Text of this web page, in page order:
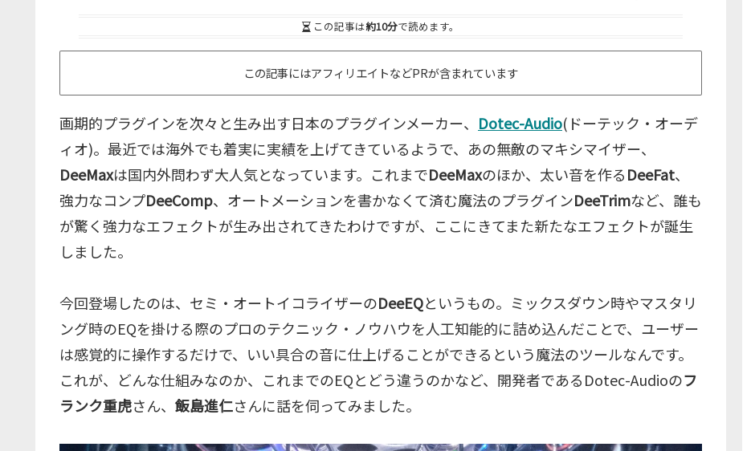
この記事は約10分で読めます。
この記事にはアフィリエイトなどPRが含まれています
画期的プラグインを次々と生み出す日本のプラグインメーカー、 Dotec-Audio(ドーテック・オーデ
ィオ)。最近では海外でも着実に実績を上げてきているようで、あの無敵のマキシマイザー、
DeeMaxは国内外問わず大人気となっています。これまでDeeMaxのほか、太い音を作るDeeFat、
強力なコンプDeeComp、オートメーションを書かなくて済む魔法のプラグインDeeTrimなど、誰も
が驚く強力なエフェクトが生み出されてきたわけですが、ここにきてまた新たなエフェクトが誕生
しました。
今回登場したのは、セミ・オートイコライザーのDeeEQというもの。ミックスダウン時やマスタリ
ング時のEQを掛ける際のプロのテクニック・ノウハウを人工知能的に詰め込んだことで、ユーザー
は感覚的に操作するだけで、いい具合の音に仕上げることができるという魔法のツールなんです。
これが、どんな仕組みなのか、これまでのEQとどう違うのかなど、開発者であるDotec-Audioのフ
ランク重虎さん、 飯島進仁さんに話を伺ってみました。